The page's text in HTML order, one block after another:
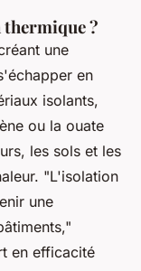
?
une
en
isolants,
ou la ouate
les sols et les
"L'isolation
une
en efficacité